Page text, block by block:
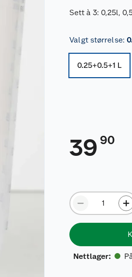
Sett à 3: 0,25l,
Valgt størrelse:
0.25+0.5+1 L
39 90
Nettlager: